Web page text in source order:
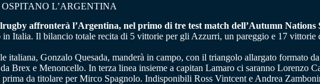
L’ARGENTINA
affronterà l’Argentina, nel primo di tre test match dell’Autumn Nations
Italia. Il bilancio totale recita di 5 vittorie per gli Azzurri, un pareggio e 17 vittorie
italiana, Gonzalo Quesada, manderà in campo, con il triangolo allargato formato
Brex e Menoncello. In terza linea insieme a capitan Lamaro ci saranno Lorenzo
da titolare per Mirco Spagnolo. Indisponibili Ross Vintcent e Andrea